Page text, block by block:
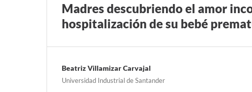
Madres descubriendo el amor
hospitalización de su bebé
Beatriz Villamizar Carvajal
Universidad Industrial de Santander